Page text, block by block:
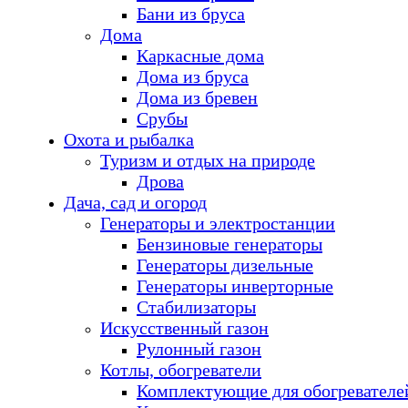
Бани из бруса
Дома
Каркасные дома
Дома из бруса
Дома из бревен
Срубы
Охота и рыбалка
Туризм и отдых на природе
Дрова
Дача, сад и огород
Генераторы и электростанции
Бензиновые генераторы
Генераторы дизельные
Генераторы инверторные
Стабилизаторы
Искусственный газон
Рулонный газон
Котлы, обогреватели
Комплектующие для